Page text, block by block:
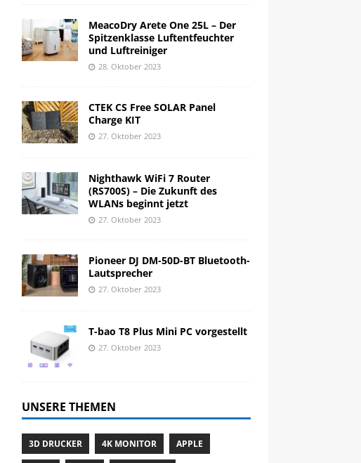
MeacoDry Arete One 25L – Der
Spitzenklasse Luftentfeuchter
und Luftreiniger
28. Oktober 2023
CTEK CS Free SOLAR Panel
Charge KIT
27. Oktober 2023
Nighthawk WiFi 7 Router
(RS700S) – Die Zukunft des
WLANs beginnt jetzt
27. Oktober 2023
Pioneer DJ DM-50D-BT Bluetooth-
Lautsprecher
27. Oktober 2023
T-bao T8 Plus Mini PC vorgestellt
27. Oktober 2023
UNSERE THEMEN
3D DRUCKER 4K MONITOR APPLE